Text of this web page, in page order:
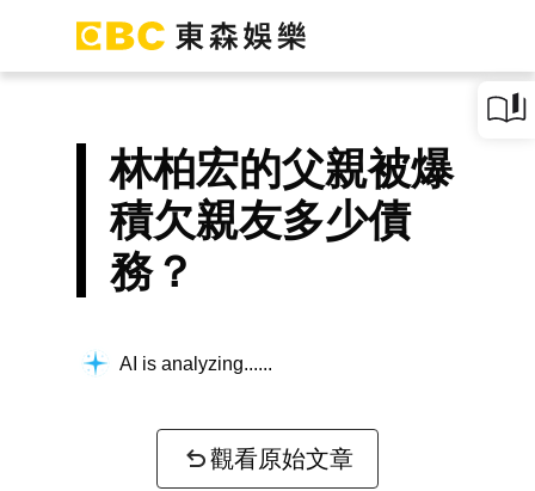
林柏宏的父親被爆
積欠親友多少債
務？
AI is analyzing...
觀看原始文章